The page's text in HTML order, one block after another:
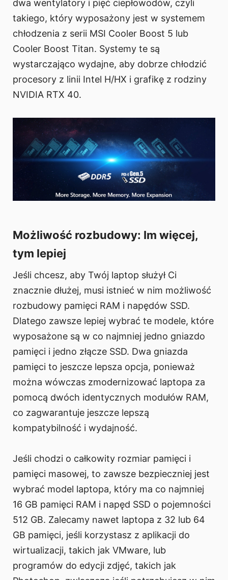
dwa wentylatory i pięć ciepłowodów, czyli
takiego, który wyposażony jest w systemem
chłodzenia z serii MSI Cooler Boost 5 lub
Cooler Boost Titan. Systemy te są
wystarczająco wydajne, aby dobrze chłodzić
procesory z linii Intel H/HX i grafikę z rodziny
NVIDIA RTX 40.
Możliwość rozbudowy: Im więcej,
tym lepiej
Jeśli chcesz, aby Twój laptop służył Ci
znacznie dłużej, musi istnieć w nim możliwość
rozbudowy pamięci RAM i napędów SSD.
Dlatego zawsze lepiej wybrać te modele, które
wyposażone są w co najmniej jedno gniazdo
pamięci i jedno złącze SSD. Dwa gniazda
pamięci to jeszcze lepsza opcja, ponieważ
można wówczas zmodernizować laptopa za
pomocą dwóch identycznych modułów RAM,
co zagwarantuje jeszcze lepszą
kompatybilność i wydajność.
Jeśli chodzi o całkowity rozmiar pamięci i
pamięci masowej, to zawsze bezpieczniej jest
wybrać model laptopa, który ma co najmniej
16 GB pamięci RAM i napęd SSD o pojemności
512 GB. Zalecamy nawet laptopa z 32 lub 64
GB pamięci, jeśli korzystasz z aplikacji do
wirtualizacji, takich jak VMware, lub
programów do edycji zdjęć, takich jak